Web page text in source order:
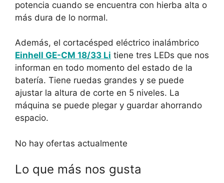
potencia cuando se encuentra con hierba alta o
más dura de lo normal.
Además, el cortacésped eléctrico inalámbrico
Einhell GE-CM 18/33 Li tiene tres LEDs que nos
informan en todo momento del estado de la
batería. Tiene ruedas grandes y se puede
ajustar la altura de corte en 5 niveles. La
máquina se puede plegar y guardar ahorrando
espacio.
No hay ofertas actualmente
Lo que más nos gusta